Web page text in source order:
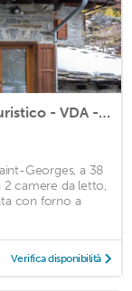
Maison Courthoud Alloggio ad uso turistico - VDA - RHÊMES-SAINT-GEORGES n 0002
Georges, a 38
2 camere da letto,
con forno a
Verifica disponibilità